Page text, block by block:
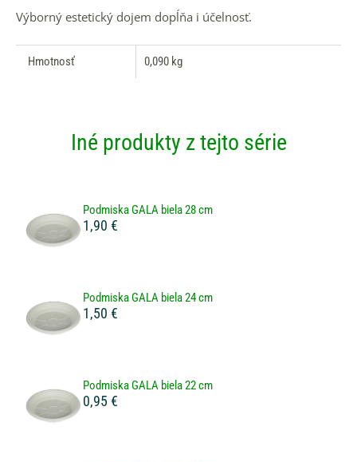
Výborný estetický dojem dopĺňa i účelnosť.
Hmotnosť 0,090 kg
Iné produkty z tejto série
Podmiska GALA biela 28 cm
1,90 €
Podmiska GALA biela 24 cm
1,50 €
Podmiska GALA biela 22 cm
0,95 €